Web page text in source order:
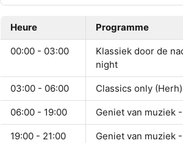
Heure Programme
00:00 - 03:00
Klassiek door de
night
03:00 - 06:00 Classics only (Herh)
06:00 - 19:00 Geniet van muziek
19:00 - 21:00 Geniet van muziek